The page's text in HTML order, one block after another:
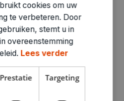
cookies om uw
te verbeteren. Door
stemt u in
overeenstemming
Lees verder
Prestatie Targeting